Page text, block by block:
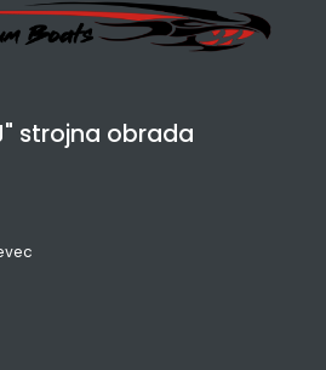
strojna obrada